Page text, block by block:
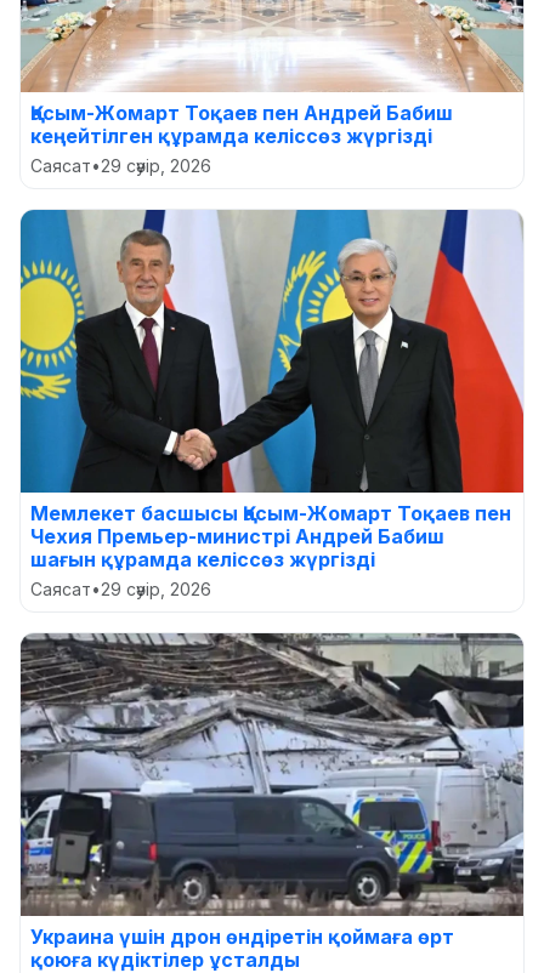
Қасым-Жомарт Тоқаев пен Андрей Бабиш
кеңейтілген құрамда келіссөз жүргізді
Саясат•29 сәуір, 2026
Мемлекет басшысы Қасым-Жомарт Тоқаев пен
Чехия Премьер-министрі Андрей Бабиш
шағын құрамда келіссөз жүргізді
Саясат•29 сәуір, 2026
Украина үшін дрон өндіретін қоймаға өрт
қоюға күдіктілер ұсталды